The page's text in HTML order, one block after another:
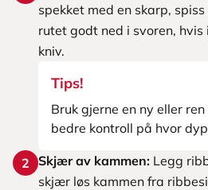
spekket med en skarp,
rutet godt ned i svoren, hvis
kniv.
Tips!
Bruk gjerne en ny eller
bedre kontroll på hvor
2 Skjær av kammen: Legg
skjær løs kammen fra